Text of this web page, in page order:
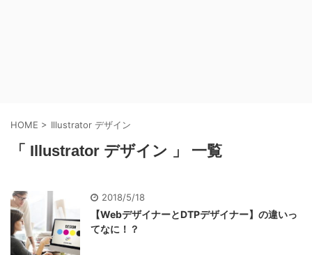
HOME > Illustrator デザイン
「 Illustrator デザイン 」 一覧
2018/5/18
【WebデザイナーとDTPデザイナー】の違いっ
てなに！？